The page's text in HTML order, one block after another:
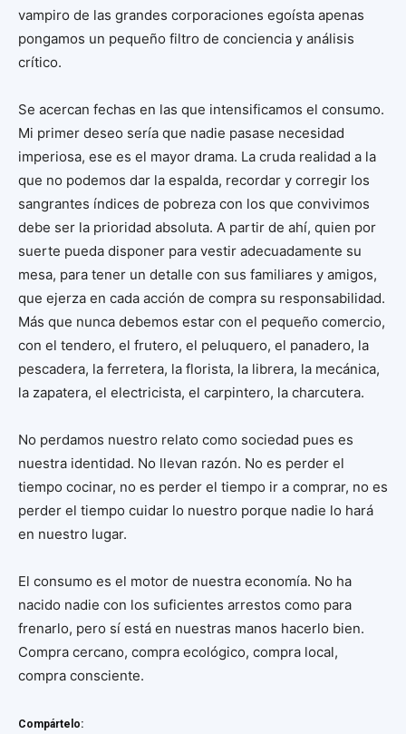
vampiro de las grandes corporaciones egoísta apenas
pongamos un pequeño filtro de conciencia y análisis
crítico.
Se acercan fechas en las que intensificamos el consumo.
Mi primer deseo sería que nadie pasase necesidad
imperiosa, ese es el mayor drama. La cruda realidad a la
que no podemos dar la espalda, recordar y corregir los
sangrantes índices de pobreza con los que convivimos
debe ser la prioridad absoluta. A partir de ahí, quien por
suerte pueda disponer para vestir adecuadamente su
mesa, para tener un detalle con sus familiares y amigos,
que ejerza en cada acción de compra su responsabilidad.
Más que nunca debemos estar con el pequeño comercio,
con el tendero, el frutero, el peluquero, el panadero, la
pescadera, la ferretera, la florista, la librera, la mecánica,
la zapatera, el electricista, el carpintero, la charcutera.
No perdamos nuestro relato como sociedad pues es
nuestra identidad. No llevan razón. No es perder el
tiempo cocinar, no es perder el tiempo ir a comprar, no es
perder el tiempo cuidar lo nuestro porque nadie lo hará
en nuestro lugar.
El consumo es el motor de nuestra economía. No ha
nacido nadie con los suficientes arrestos como para
frenarlo, pero sí está en nuestras manos hacerlo bien.
Compra cercano, compra ecológico, compra local,
compra consciente.
Compártelo: